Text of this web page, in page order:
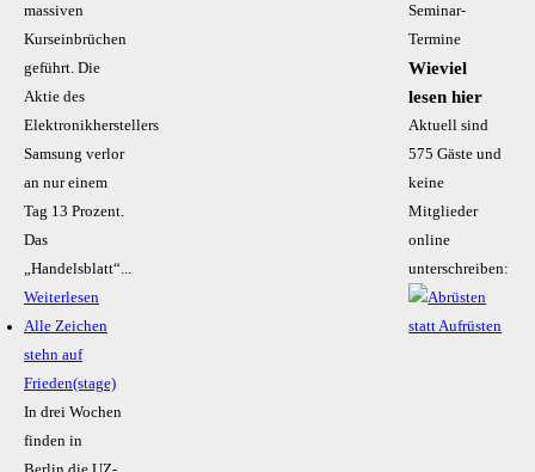
massiven
Kurseinbrüchen
geführt. Die
Aktie des
Elektronikherstellers
Samsung verlor
an nur einem
Tag 13 Prozent.
Das
„Handelsblatt“...
Weiterlesen
Alle Zeichen
stehn auf
Frieden(stage)
In drei Wochen
finden in
Seminar-
Termine
Wieviel
lesen hier
Aktuell sind
575 Gäste und
keine
Mitglieder
online
unterschreiben: